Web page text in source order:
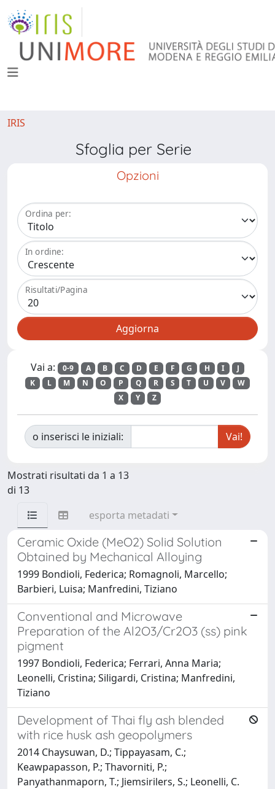
IRIS
Sfoglia per Serie
Opzioni
Ordina per:
In ordine:
Risultati/Pagina
Vai a: 0-9 A B C D E F G H I
J
K
L M N O P Q R S T U V
W
X
Y Z
o inserisci le iniziali:
Mostrati risultati da 1 a 13
di 13
esporta metadati
Ceramic Oxide (MeO2) Solid Solution
Obtained by Mechanical Alloying
1999 Bondioli, Federica; Romagnoli, Marcello;
Barbieri, Luisa; Manfredini, Tiziano
Conventional and Microwave
Preparation of the Al2O3/Cr2O3 (ss) pink
pigment
1997 Bondioli, Federica; Ferrari, Anna Maria;
Leonelli, Cristina; Siligardi, Cristina; Manfredini,
Tiziano
Development of Thai fly ash blended
with rice husk ash geopolymers
2014 Chaysuwan, D.; Tippayasam, C.;
Keawpapasson, P.; Thavorniti, P.;
Panyathanmaporn, T.; Jiemsirilers, S.; Leonelli, C.